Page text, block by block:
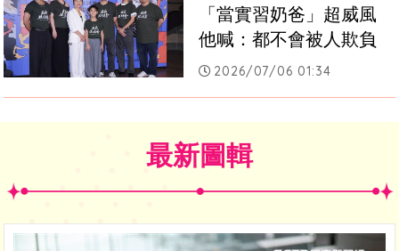
「當實習奶爸」超威風
他喊：都不會被人欺負
2026/07/06 01:34
最新圖輯